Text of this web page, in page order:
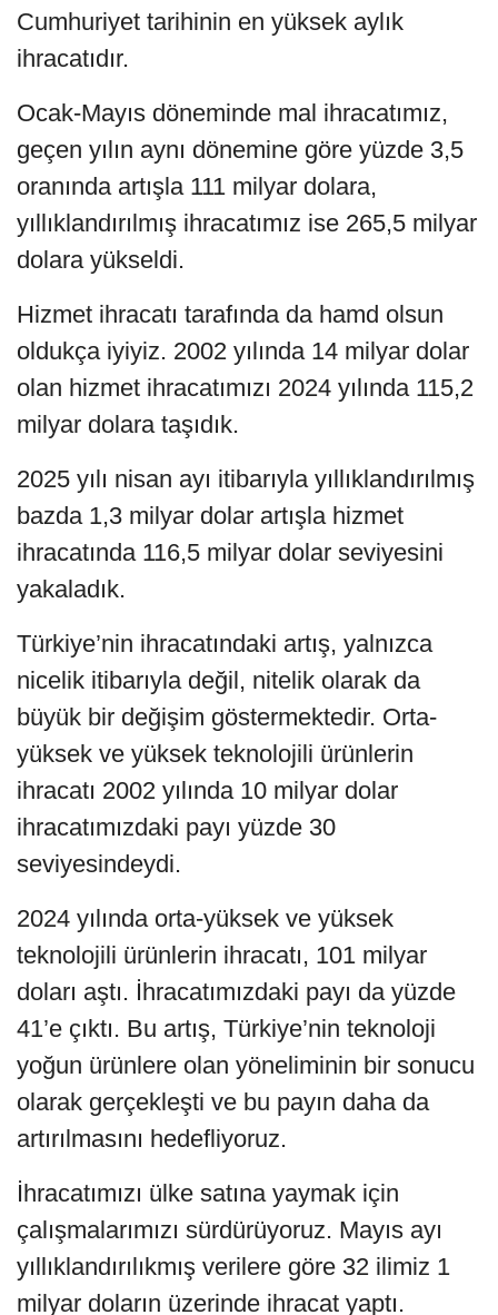
Cumhuriyet tarihinin en yüksek aylık
ihracatıdır.
Ocak-Mayıs döneminde mal ihracatımız,
geçen yılın aynı dönemine göre yüzde 3,5
oranında artışla 111 milyar dolara,
yıllıklandırılmış ihracatımız ise 265,5 milyar
dolara yükseldi.
Hizmet ihracatı tarafında da hamd olsun
oldukça iyiyiz. 2002 yılında 14 milyar dolar
olan hizmet ihracatımızı 2024 yılında 115,2
milyar dolara taşıdık.
2025 yılı nisan ayı itibarıyla yıllıklandırılmış
bazda 1,3 milyar dolar artışla hizmet
ihracatında 116,5 milyar dolar seviyesini
yakaladık.
Türkiye’nin ihracatındaki artış, yalnızca
nicelik itibarıyla değil, nitelik olarak da
büyük bir değişim göstermektedir. Orta-
yüksek ve yüksek teknolojili ürünlerin
ihracatı 2002 yılında 10 milyar dolar
ihracatımızdaki payı yüzde 30
seviyesindeydi.
2024 yılında orta-yüksek ve yüksek
teknolojili ürünlerin ihracatı, 101 milyar
doları aştı. İhracatımızdaki payı da yüzde
41’e çıktı. Bu artış, Türkiye’nin teknoloji
yoğun ürünlere olan yöneliminin bir sonucu
olarak gerçekleşti ve bu payın daha da
artırılmasını hedefliyoruz.
İhracatımızı ülke satına yaymak için
çalışmalarımızı sürdürüyoruz. Mayıs ayı
yıllıklandırılıkmış verilere göre 32 ilimiz 1
milyar doların üzerinde ihracat yaptı.